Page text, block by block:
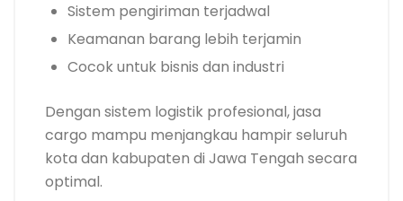
Sistem pengiriman terjadwal
Keamanan barang lebih terjamin
Cocok untuk bisnis dan industri
Dengan sistem logistik profesional, jasa
cargo mampu menjangkau hampir seluruh
kota dan kabupaten di Jawa Tengah secara
optimal.